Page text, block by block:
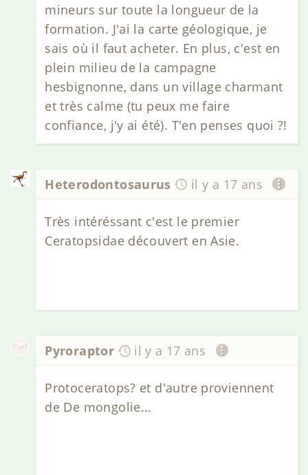
mineurs sur toute la longueur de la
formation. J'ai la carte géologique, je
sais où il faut acheter. En plus, c'est en
plein milieu de la campagne
hesbignonne, dans un village charmant
et très calme (tu peux me faire
confiance, j'y ai été). T'en penses quoi ?!
Heterodontosaurus il y a 17 ans
Très intéréssant c'est le premier
Ceratopsidae découvert en Asie.
Pyroraptor il y a 17 ans
Protoceratops? et d'autre proviennent
de De mongolie...